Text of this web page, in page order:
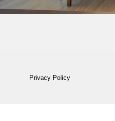
Privacy Policy